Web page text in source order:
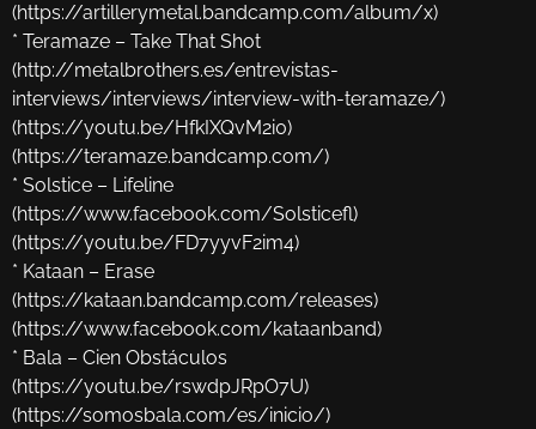
(https://artillerymetal.bandcamp.com/album/x)
* Teramaze – Take That Shot
(http://metalbrothers.es/entrevistas-
interviews/interviews/interview-with-teramaze/)
(https://youtu.be/HfkIXQvM2i0)
(https://teramaze.bandcamp.com/)
* Solstice – Lifeline
(https://www.facebook.com/Solsticefl)
(https://youtu.be/FD7yyvF2im4)
* Kataan – Erase
(https://kataan.bandcamp.com/releases)
(https://www.facebook.com/kataanband)
* Bala – Cien Obstáculos
(https://youtu.be/rswdpJRpO7U)
(https://somosbala.com/es/inicio/)